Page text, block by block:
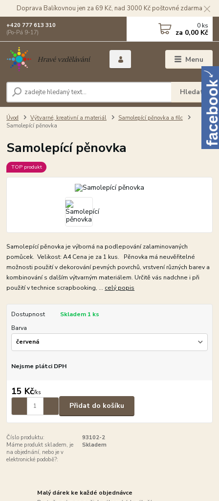
Doprava Balíkovnou jen za 69 Kč, nad 3000 Kč poštovné zdarma
Menu
Hledat
+420 777 613 310
(Po-Pá 9-17)
0 ks
za 0,00 Kč
Úvod Výtvarné, kreativní a materiál
Samolepící pěnovka a filc
Samolepící pěnovka
Samolepící pěnovka
TOP produkt
Samolepící pěnovka je výborná na podlepování zalaminovaných
pomůcek. Velikost: A4 Cena je za 1 kus. Pěnovka má neuvěřitelné
možnosti použití v dekorování pevných povrchů, vrstvení různých barev a
kombinování s dalším výtvarným materiálem. Určitě vás nadchne i při
použití v technice scrapbooking, ... celý popis
Dostupnost
Skladem 1 ks
Barva
Nejsme plátci DPH
15 Kč/ks
Přidat do košíku
Číslo produktu:
93102-2
Máme produkt skladem, je
na objednání, nebo je v
elektronické podobě?:
Skladem
Malý dárek ke každé objednávce